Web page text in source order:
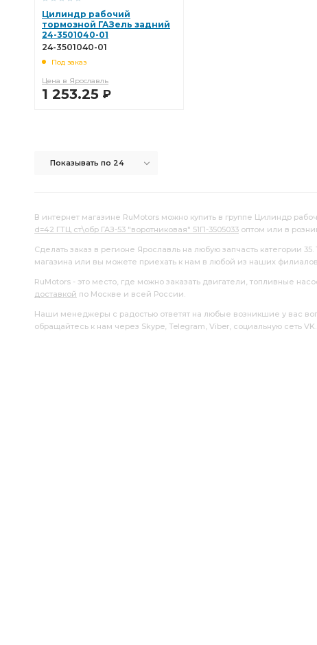
Цилиндр рабочий
тормозной ГАЗель задний
24-3501040-01
24-3501040-01
Под заказ
Цена в Ярославль
1 253.25 Р
Показывать по 24
В интернет магазине RuMotors можно купить в группе Цилиндр
d=42 ГТЦ ст\обр ГАЗ-53 "воротниковая" 51П-3505033 оптом или в
Сделать заказ в регионе Ярославль на любую запчасть категории
магазина или вы можете приехать к нам в любой из наших
RuMotors - это место, где можно заказать двигатели, топливные
доставкой по Москве и всей России.
Наши менеджеры с радостью ответят на любые возникшие у вас
обращайтесь к нам через Skype, Telegram, Viber, социальную сеть